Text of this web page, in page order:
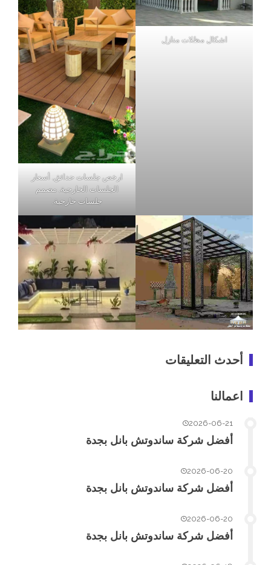
اشكال مظلات منازل
ارخص جلسات حدائق, أسعار
الجلسات الخارجية, مصمم
جلسات خارجية,
أحدث التعليقات
اعمالنا
2026-06-21
أفضل شركة ساندوتش بانل بجدة
2026-06-20
أفضل شركة ساندوتش بانل بجدة
2026-06-20
أفضل شركة ساندوتش بانل بجدة